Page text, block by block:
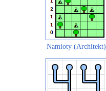
Namioty (Architekt)